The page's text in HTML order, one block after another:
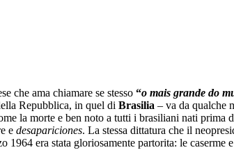
che ama chiamare se stesso “o mais grande do
Repubblica, in quel di Brasilia – va da qualche
la morte e ben noto a tutti i brasiliani nati prima
e desapariciones. La stessa dittatura che il
1964 era stata gloriosamente partorita: le caserme